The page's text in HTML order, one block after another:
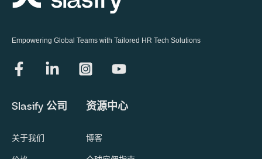
Empowering Global Teams with Tailored HR Tech Solutions
Slasify 公司
关于我们
资源中心
博客